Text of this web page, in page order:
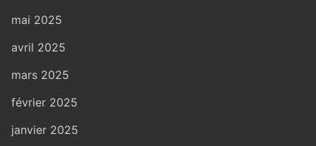
mai 2025
avril 2025
mars 2025
février 2025
janvier 2025